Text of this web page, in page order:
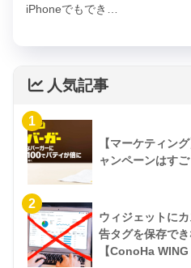
iPhoneでもでき…
人気記事
1
【マーケティン
ャンペーンはす
2
ウィジェットに
告タグを保存で
【ConoHa